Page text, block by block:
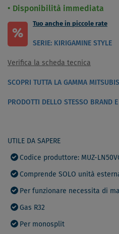
Disponibilità immediata
%
Tuo anche in piccole rate
SERIE: KIRIGAMINE STYLE
Verifica la scheda tecnica
SCOPRI TUTTA LA GAMMA
PRODOTTI DELLO STESSO BRAND
UTILE DA SAPERE
Codice produttore: MUZ-
Comprende SOLO unità
Per funzionare necessita di
Gas R32
Per monosplit